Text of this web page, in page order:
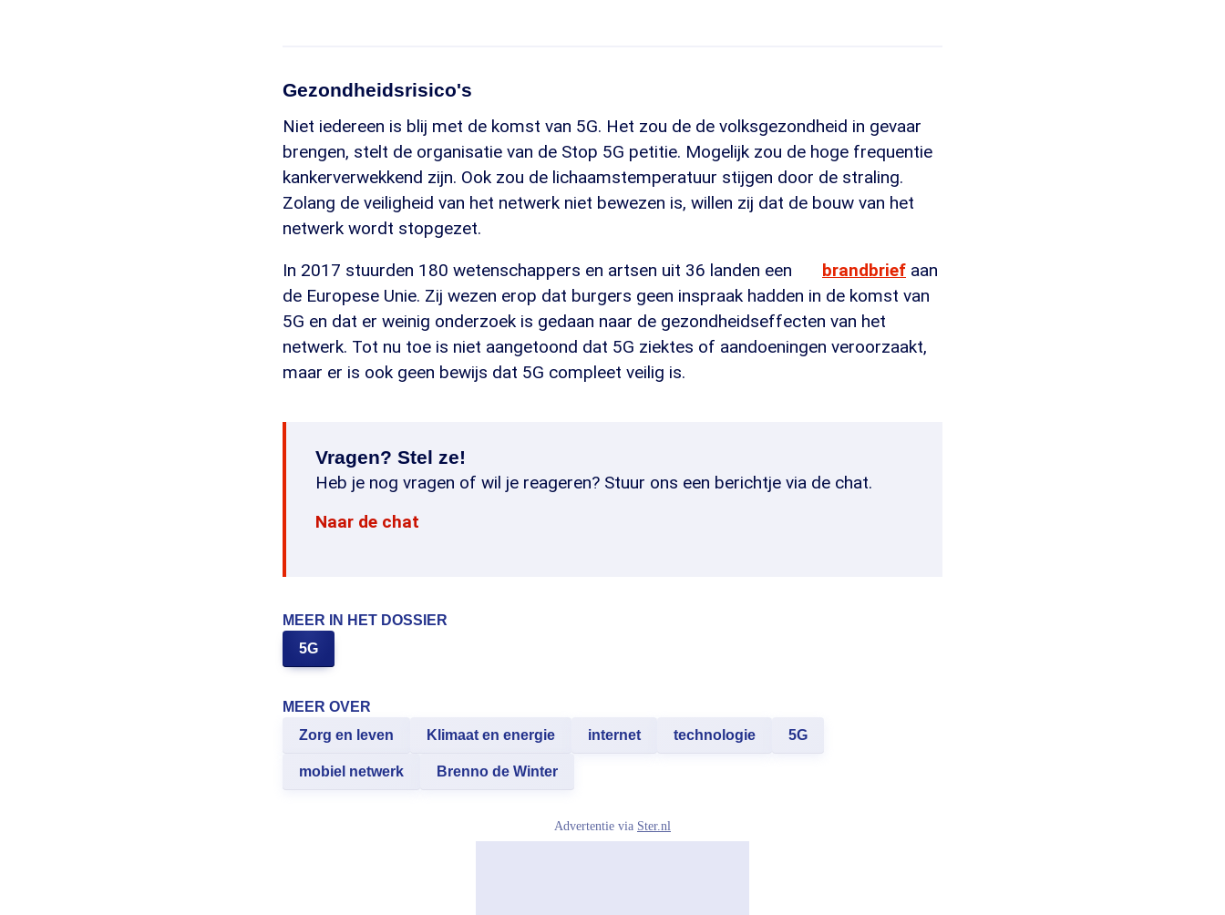
Gezondheidsrisico's
Niet iedereen is blij met de komst van 5G. Het zou de de volksgezondheid in gevaar
brengen, stelt de organisatie van de Stop 5G petitie. Mogelijk zou de hoge frequentie
kankerverwekkend zijn. Ook zou de lichaamstemperatuur stijgen door de straling.
Zolang de veiligheid van het netwerk niet bewezen is, willen zij dat de bouw van het
netwerk wordt stopgezet.
In 2017 stuurden 180 wetenschappers en artsen uit 36 landen een
brandbrief aan
de Europese Unie. Zij wezen erop dat burgers geen inspraak hadden in de komst van
5G en dat er weinig onderzoek is gedaan naar de gezondheidseffecten van het
netwerk. Tot nu toe is niet aangetoond dat 5G ziektes of aandoeningen veroorzaakt,
maar er is ook geen bewijs dat 5G compleet veilig is.
Vragen? Stel ze!
Heb je nog vragen of wil je reageren? Stuur ons een berichtje via de chat.
Naar de chat
MEER IN HET DOSSIER
5G
MEER OVER
Zorg en leven
Klimaat en energie internet technologie 5G
mobiel netwerk Brenno de Winter
Advertentie via Ster.nl